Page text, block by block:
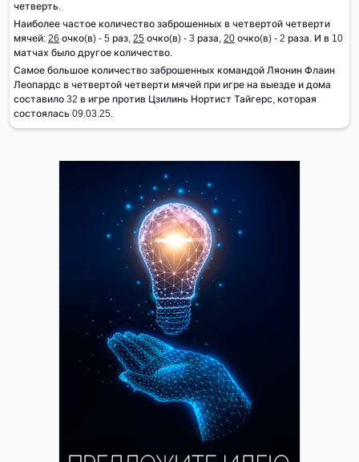
четверть.
Наиболее частое количество заброшенных в четвертой четверти
мячей: 26 очко(в) - 5 раз, 25 очко(в) - 3 раза, 20 очко(в) - 2 раза. И в 10
матчах было другое количество.
Самое большое количество заброшенных командой Ляонин Флаин
Леопардс в четвертой четверти мячей при игре на выезде и дома
составило 32 в игре против Цзилинь Нортист Тайгерс, которая
состоялась 09.03.25.